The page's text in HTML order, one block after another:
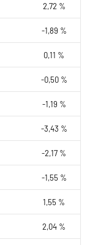
2,72 %
-1,89 %
0,11 %
-0,50 %
-1,19 %
-3,43 %
-2,17 %
-1,55 %
1,55 %
2,04 %